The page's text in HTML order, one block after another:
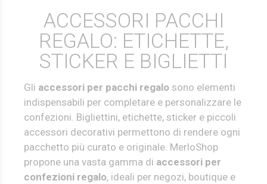
ACCESSORI PACCHI
REGALO: ETICHETTE,
STICKER E BIGLIETTI
Gli accessori per pacchi regalo sono elementi
indispensabili per completare e personalizzare le
confezioni. Bigliettini, etichette, sticker e piccoli
accessori decorativi permettono di rendere ogni
pacchetto più curato e originale. MerloShop
propone una vasta gamma di accessori per
confezioni regalo, ideali per negozi, boutique e